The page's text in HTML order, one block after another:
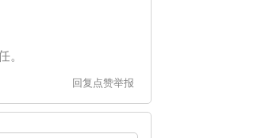
回复 点赞举报